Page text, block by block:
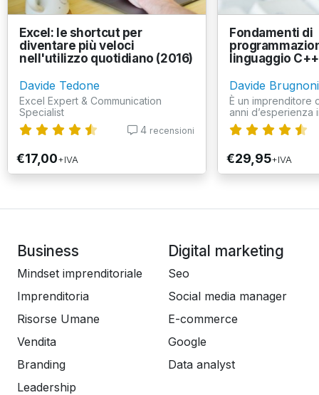
Excel: le shortcut per
diventare più veloci
nell'utilizzo quotidiano (2016)
Davide Tedone
Excel Expert & Communication
Specialist
4 recensioni
€17,00+IVA
Fondamenti di
linguaggio C++
Davide Brugnoni
È un imprenditore
anni d’esperienza
€29,95+IVA
Business
Mindset imprenditoriale
Imprenditoria
Risorse Umane
Vendita
Branding
Leadership
Digital marketing
Seo
Social media manager
E-commerce
Google
Data analyst